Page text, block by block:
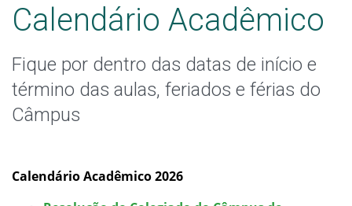
Secretaria Acadêmica
Horário de Aula
Horário dos Professores
Página dos cursos
Calendário Acadêmico
Fique por dentro das datas de início e
término das aulas, feriados e férias do
Câmpus
Calendário Acadêmico 2026